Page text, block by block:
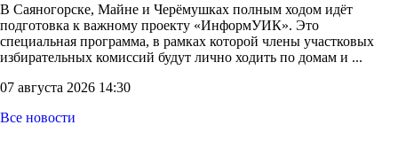
В Саяногорске, Майне и Черёмушках полным ходом идёт
подготовка к важному проекту «ИнформУИК». Это
специальная программа, в рамках которой члены участковых
избирательных комиссий будут лично ходить по домам и ...
07 августа 2026 14:30
Все новости